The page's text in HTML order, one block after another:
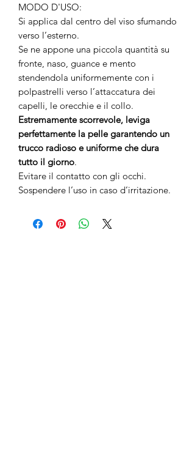
MODO D'USO:
Si applica dal centro del viso sfumando
verso l’esterno.
Se ne appone una piccola quantità su
fronte, naso, guance e mento
stendendola uniformemente con i
polpastrelli verso l’attaccatura dei
capelli, le orecchie e il collo.
Estremamente scorrevole, leviga
perfettamente la pelle garantendo un
trucco radioso e uniforme che dura
tutto il giorno.
Evitare il contatto con gli occhi.
Sospendere l’uso in caso d’irritazione.